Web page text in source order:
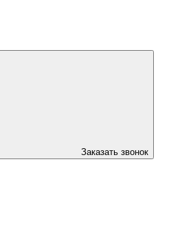
Заказать звонок